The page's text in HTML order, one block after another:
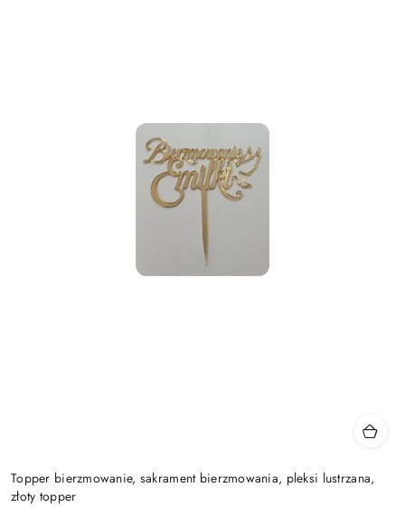
Topper bierzmowanie, sakrament bierzmowania, pleksi lustrzana,
złoty topper